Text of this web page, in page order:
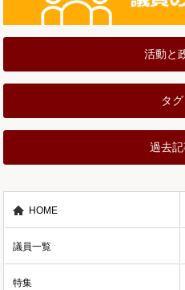
活動と
タグ
過去
HOME
議員一覧
特集